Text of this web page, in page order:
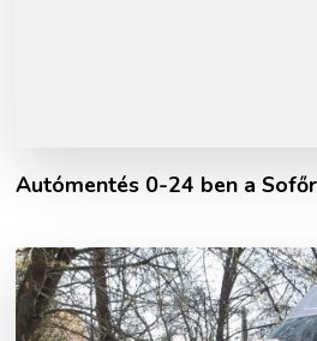
Autómentés 0-24 ben a